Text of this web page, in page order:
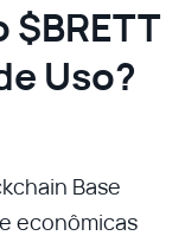
Uso?
Base
econômicas